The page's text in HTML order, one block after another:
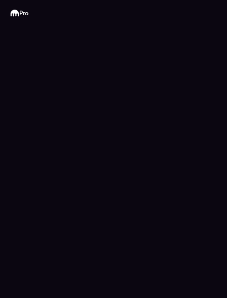
Kraken
Pro